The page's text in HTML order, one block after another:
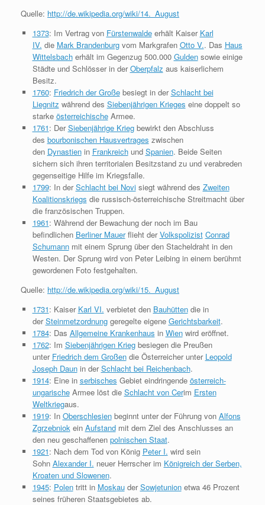
Quelle: http://de.wikipedia.org/wiki/14._August
1373: Im Vertrag von Fürstenwaldeerhält Kaiser Karl
IV. die Mark Brandenburgvom Markgrafen Otto V.. Das Haus
Wittelsbacherhält im Gegenzug 500.000 Guldensowie einige
Städte und Schlösser in derOberpfalz aus kaiserlichem
Besitz.
1760: Friedrich der Großebesiegt in derSchlacht bei
Liegnitz während des Siebenjährigen Krieges eine doppelt so
starke österreichischeArmee.
1761: DerSiebenjährige Kriegbewirkt den Abschluss
des bourbonischen Hausvertrages zwischen
den Dynastienin Frankreichund Spanien. Beide Seiten
sichern sich ihren territorialen Besitzstand zu und verabreden
gegenseitige Hilfe im Kriegsfalle.
1799: In derSchlacht bei Novisiegt während des Zweiten
Koalitionskriegs die russisch-österreichische Streitmacht über
die französischen Truppen.
1961: Während der Bewachung der noch im Bau
befindlichen Berliner Mauerflieht derVolkspolizist Conrad
Schumannmit einem Sprung über den Stacheldraht in den
Westen. Der Sprung wird von Peter Leibing in einem berühmt
gewordenen Foto festgehalten.
Quelle: http://de.wikipedia.org/wiki/15._August
1731: Kaiser Karl VI. verbietet den Bauhüttendie in
derSteinmetzordnunggeregelte eigene Gerichtsbarkeit.
1784: Das Allgemeine Krankenhaus in Wienwird eröffnet.
1762: Im Siebenjährigen Kriegbesiegen die Preußen
unter Friedrich dem Großendie Österreicher unter Leopold
Joseph Daunin derSchlacht bei Reichenbach.
1914: Eine in serbisches Gebiet eindringende österreich-
ungarischeArmee löst die Schlacht von Cerim Ersten
Weltkriegaus.
1919: In Oberschlesienbeginnt unter der Führung von Alfons
Zgrzebniokein Aufstandmit dem Ziel des Anschlusses an
den neu geschaffenen polnischen Staat.
1921: Nach dem Tod von König Peter I. wird sein
Sohn Alexander I. neuer Herrscher im Königreich der Serben,
Kroaten und Slowenen.
1945: Polentritt in MoskauderSowjetunionetwa 46 Prozent
seines früheren Staatsgebietes ab.